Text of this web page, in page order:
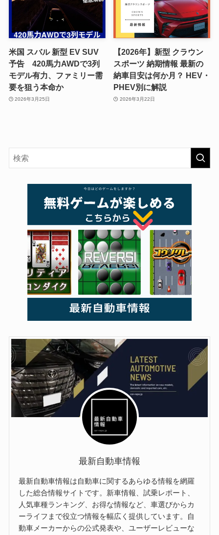
米国 スバル 新型 EV SUV
予告 420馬力AWDで3列
モデル有力、ファミリー需
要を狙う本命か
2026年3月25日
【2026年】新型 クラウン
スポーツ 納期情報 最新の
納車目安は何か月？ HEV・
PHEV別に解説
2026年3月22日
最新自動車情報
最新自動車情報は自動車に関するあらゆる情報を網羅
した総合情報サイトです。新車情報、試乗レポート、
人気車種ランキング、お得な情報など、車選びからカ
ーライフまで役立つ情報を幅広く提供しています。自
動車メーカーからの公式発表や、ユーザーレビューな